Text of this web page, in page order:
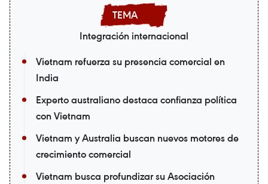
Integración internacional
Vietnam refuerza su presencia comercial en
India
Experto australiano destaca confianza política
con Vietnam
Vietnam y Australia buscan nuevos motores de
crecimiento comercial
Vietnam busca profundizar su Asociación